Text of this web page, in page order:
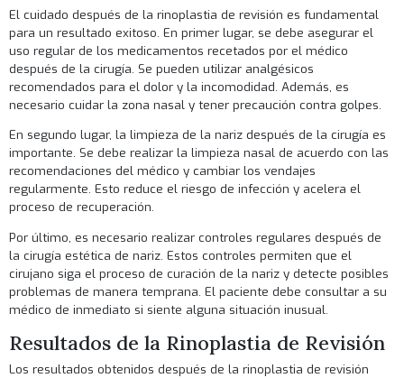
El cuidado después de la rinoplastia de revisión es fundamental
para un resultado exitoso. En primer lugar, se debe asegurar el
uso regular de los medicamentos recetados por el médico
después de la cirugía. Se pueden utilizar analgésicos
recomendados para el dolor y la incomodidad. Además, es
necesario cuidar la zona nasal y tener precaución contra golpes.
En segundo lugar, la limpieza de la nariz después de la cirugía es
importante. Se debe realizar la limpieza nasal de acuerdo con las
recomendaciones del médico y cambiar los vendajes
regularmente. Esto reduce el riesgo de infección y acelera el
proceso de recuperación.
Por último, es necesario realizar controles regulares después de
la cirugía estética de nariz. Estos controles permiten que el
cirujano siga el proceso de curación de la nariz y detecte posibles
problemas de manera temprana. El paciente debe consultar a su
médico de inmediato si siente alguna situación inusual.
Resultados de la Rinoplastia de Revisión
Los resultados obtenidos después de la rinoplastia de revisión